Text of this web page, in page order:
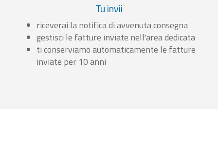
Tu invii
riceverai la notifica di avvenuta consegna
gestisci le fatture inviate nell'area dedicata
ti conserviamo automaticamente le fatture
inviate per 10 anni